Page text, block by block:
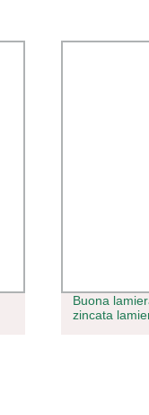
Buona
zincata